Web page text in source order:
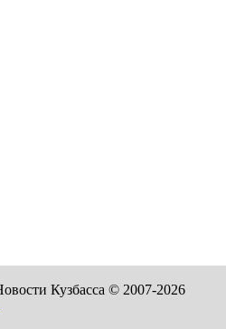
Кузбасса © 2007-2026